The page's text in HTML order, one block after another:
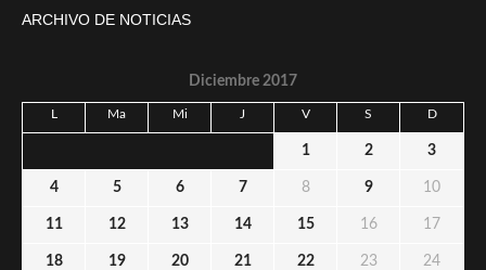
ARCHIVO DE NOTICIAS
Diciembre 2017
L Ma Mi J V S D
1 2 3
4 5 6 7 8 9 10
11 12 13 14 15 16 17
18 19 20 21 22 23 24